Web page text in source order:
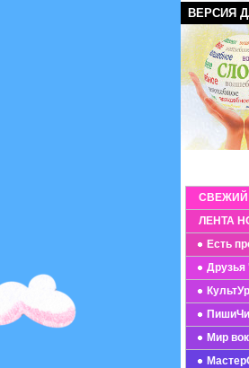
ВЕРСИЯ
ЛЕНТА
Есть
Друзья
Мир